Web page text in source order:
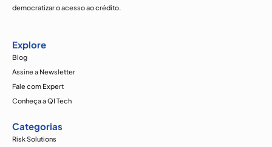
democratizar o acesso ao crédito.
Explore
Blog
Assine a Newsletter
Fale com Expert
Conheça a QI Tech
Categorias
Risk Solutions